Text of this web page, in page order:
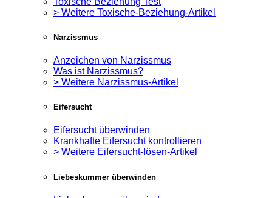
> Weitere Toxische-Beziehung-Artikel
Narzissmus
Anzeichen von Narzissmus
Was ist Narzissmus?
> Weitere Narzissmus-Artikel
Eifersucht
Eifersucht überwinden
Krankhafte Eifersucht kontrollieren
> Weitere Eifersucht-lösen-Artikel
Liebeskummer überwinden